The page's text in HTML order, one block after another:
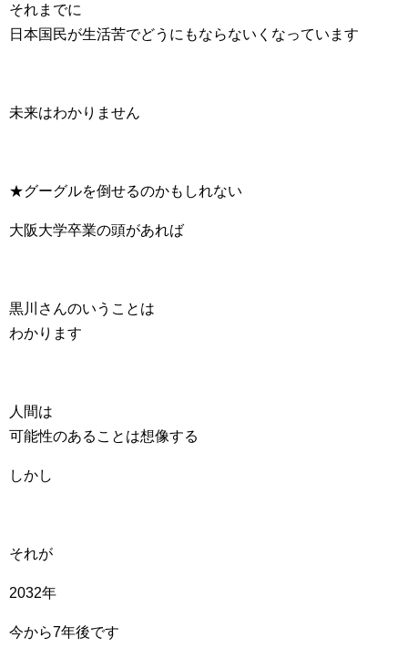
それまでに
日本国民が生活苦でどうにもならないくなっています
未来はわかりません
★グーグルを倒せるのかもしれない
大阪大学卒業の頭があれば
黒川さんのいうことは
わかります
人間は
可能性のあることは想像する
しかし
それが
2032年
今から7年後です